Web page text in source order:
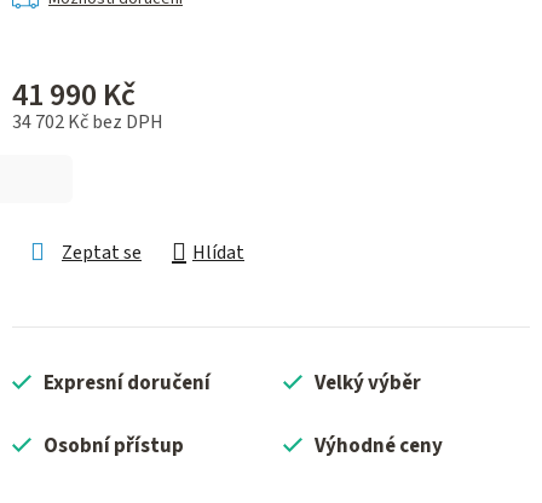
41 990 Kč
34 702 Kč bez DPH
Zeptat se Hlídat
Expresní doručení Velký výběr
Osobní přístup Výhodné ceny